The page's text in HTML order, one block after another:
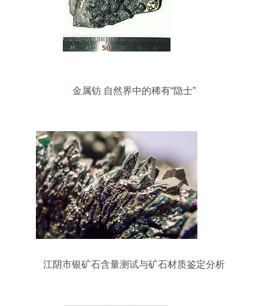
金属钫 自然界中的稀有“隐士”
江阴市银矿石含量测试与矿石材质鉴定分析